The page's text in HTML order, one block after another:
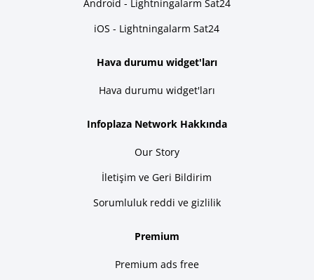
Android - Lightningalarm Sat24
iOS - Lightningalarm Sat24
Hava durumu widget'ları
Hava durumu widget'ları
Infoplaza Network Hakkında
Our Story
İletişim ve Geri Bildirim
Sorumluluk reddi ve gizlilik
Premium
Premium ads free